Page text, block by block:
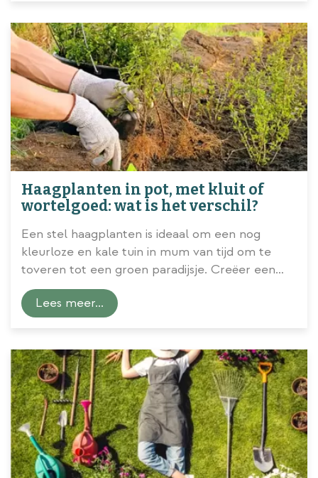
daarom belangrijk dat je je haag zo goed
mogelijk onderhoudt en verzorgt. Maar hoe doe
je dat? In dit blog geven we je 3 tips over...
Haagplanten in pot, met kluit of
wortelgoed: wat is het verschil?
Een stel haagplanten is ideaal om een nog
kleurloze en kale tuin in mum van tijd om te
toveren tot een groen paradijsje. Creëer een
groene erfafscheiding, houd met een haag de
containers uit het zicht of leg met behulp van
je voor- en achtertuin zullen er sowieso van
opknappen. Maar welke haagplanten kies je en
welke kweekwijze heeft dan jouw voorkeur...
Lees meer...